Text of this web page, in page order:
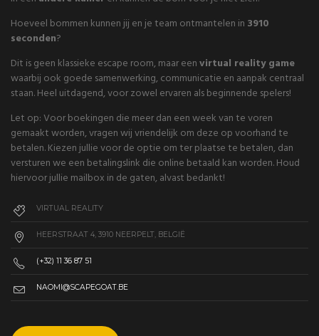
Hoeveel bommen kunnen jij en je team ontmantelen in 3910
seconden?
Dit is geen klassieke escape room, maar eenvirtual reality game
waarbij ook goede samenwerking, communicatie en aanpak centraal
staan. Heel uitdagend, voor zowel ervaren als beginnende spelers!
Let op: Voor boekingen die meer dan een week van te voren
gemaakt worden, vragen wij vriendelijk om deze op voorhand te
betalen. Kiezen jullie voor de optie om ter plaatse te betalen, dan
versturen we een betalingslink die online betaald kan worden. Houd
hiervoor jullie mailbox in de gaten, alvast bedankt!
VIRTUAL REALITY
HEERSTRAAT 4, 3910 NEERPELT, BELGIË
(+32) 11 36 87 51
NAOMI@SCAPEGOAT.BE